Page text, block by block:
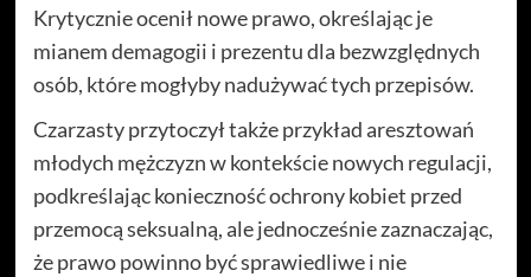
Krytycznie ocenił nowe prawo, określając je
mianem demagogii i prezentu dla bezwzględnych
osób, które mogłyby nadużywać tych przepisów.
Czarzasty przytoczył także przykład aresztowań
młodych mężczyzn w kontekście nowych regulacji,
podkreślając konieczność ochrony kobiet przed
przemocą seksualną, ale jednocześnie zaznaczając,
że prawo powinno być sprawiedliwe i nie